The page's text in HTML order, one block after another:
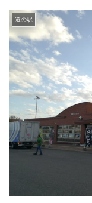
道の駅